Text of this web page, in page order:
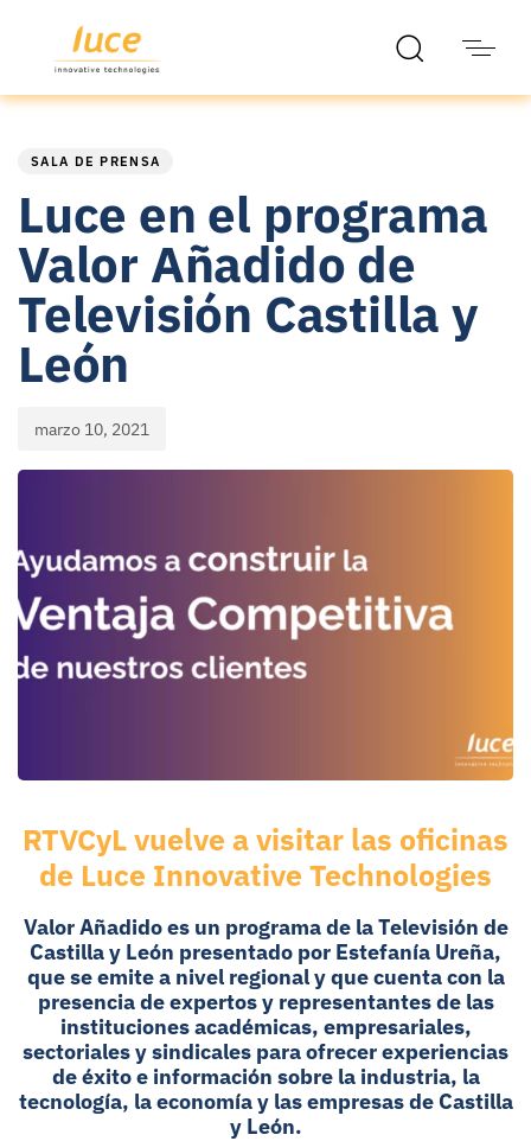
SALA DE PRENSA
Luce en el programa
Valor Añadido de
Televisión Castilla y
León
marzo 10, 2021
RTVCyL vuelve a visitar las oficinas
de Luce Innovative Technologies
Valor Añadido es un programa de la Televisión de
Castilla y León presentado por Estefanía Ureña,
que se emite a nivel regional y que cuenta con la
presencia de expertos y representantes de las
instituciones académicas, empresariales,
sectoriales y sindicales para ofrecer experiencias
de éxito e información sobre la industria, la
tecnología, la economía y las empresas de Castilla
y León.